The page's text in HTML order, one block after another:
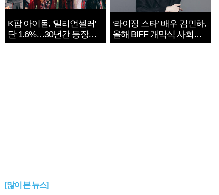
K팝 아이돌, '밀리언셀러'
단 1.6%…30년간 등장
1182개팀 전수조사
‘라이징 스타’ 배우 김민하,
올해 BIFF 개막식 사회자
확정
[많이 본 뉴스]